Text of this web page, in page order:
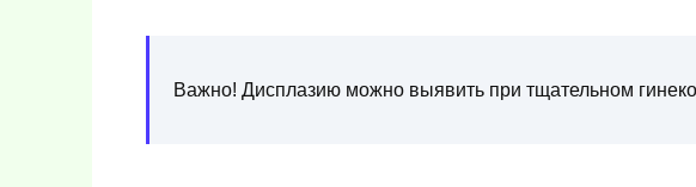
Важно! Дисплазию можно выявить при тщательном